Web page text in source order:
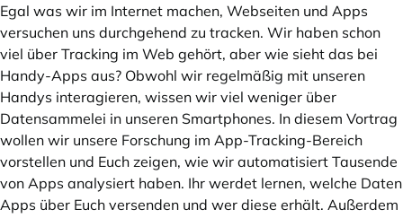
Egal was wir im Internet machen, Webseiten und Apps
versuchen uns durchgehend zu tracken. Wir haben schon
viel über Tracking im Web gehört, aber wie sieht das bei
Handy-Apps aus? Obwohl wir regelmäßig mit unseren
Handys interagieren, wissen wir viel weniger über
Datensammelei in unseren Smartphones. In diesem Vortrag
wollen wir unsere Forschung im App-Tracking-Bereich
vorstellen und Euch zeigen, wie wir automatisiert Tausende
von Apps analysiert haben. Ihr werdet lernen, welche Daten
Apps über Euch versenden und wer diese erhält. Außerdem